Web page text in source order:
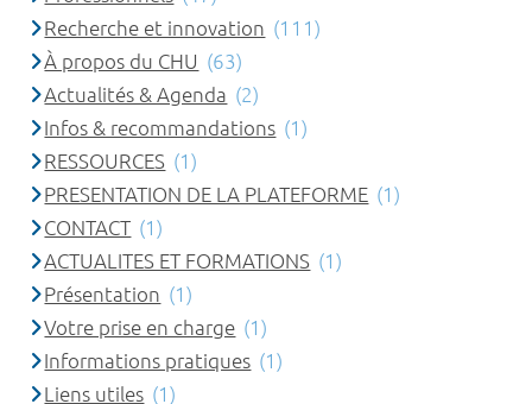
Recherche et innovation (111)
À propos du CHU (63)
Actualités & Agenda (2)
Infos & recommandations (1)
RESSOURCES (1)
PRESENTATION DE LA PLATEFORME (1)
CONTACT (1)
ACTUALITES ET FORMATIONS (1)
Présentation (1)
Votre prise en charge (1)
Informations pratiques (1)
Liens utiles (1)